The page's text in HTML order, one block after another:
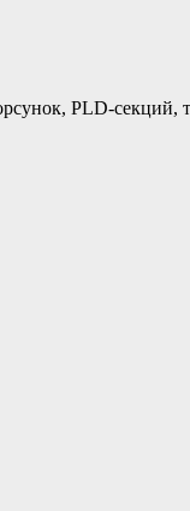
PLD-секций,